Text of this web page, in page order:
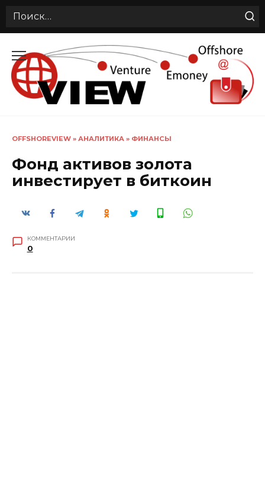
Search
содержанию
OFFSHOREVIEW » АНАЛИТИКА » ФИНАНСЫ
Фонд активов золота
инвестирует в биткоин
КОММЕНТАРИИ
0